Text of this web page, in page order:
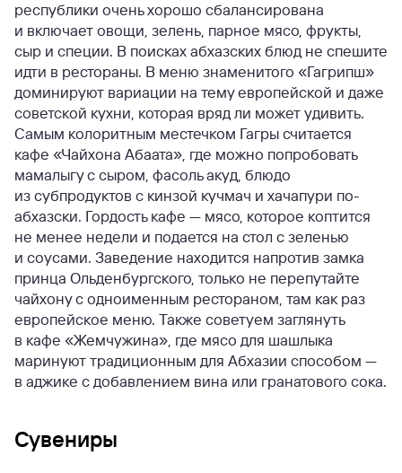
республики очень хорошо сбалансирована
и включает овощи, зелень, парное мясо, фрукты,
сыр и специи. В поисках абхазских блюд не спешите
идти в рестораны. В меню знаменитого «Гагрипш»
доминируют вариации на тему европейской и даже
советской кухни, которая вряд ли может удивить.
Самым колоритным местечком Гагры считается
кафе «Чайхона Абаата», где можно попробовать
мамалыгу с сыром, фасоль акуд, блюдо
из субпродуктов с кинзой кучмач и хачапури по-
абхазски. Гордость кафе — мясо, которое коптится
не менее недели и подается на стол с зеленью
и соусами. Заведение находится напротив замка
принца Ольденбургского, только не перепутайте
чайхону с одноименным рестораном, там как раз
европейское меню. Также советуем заглянуть
в кафе «Жемчужина», где мясо для шашлыка
маринуют традиционным для Абхазии способом —
в аджике с добавлением вина или гранатового сока.
Сувениры